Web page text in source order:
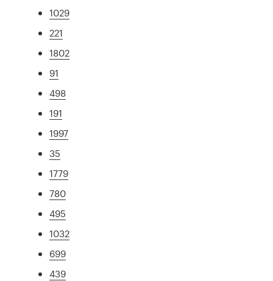
1029
221
1802
91
498
191
1997
35
1779
780
495
1032
699
439